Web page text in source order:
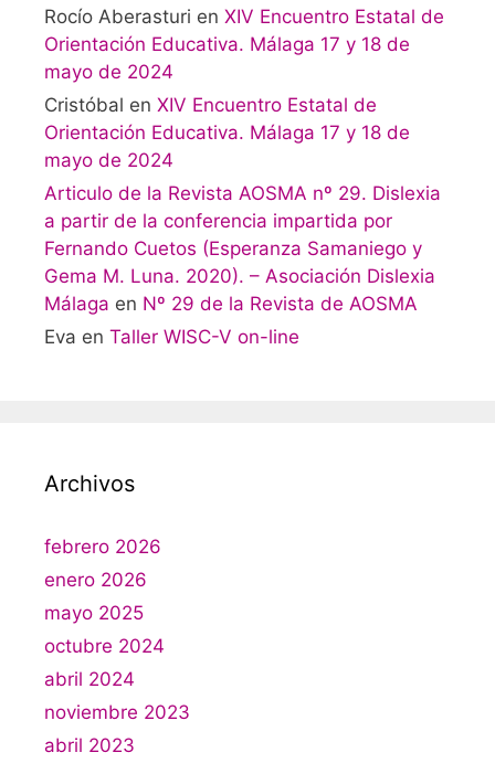
Rocío Aberasturi en XIV Encuentro Estatal de
Orientación Educativa. Málaga 17 y 18 de
mayo de 2024
Cristóbal en XIV Encuentro Estatal de
Orientación Educativa. Málaga 17 y 18 de
mayo de 2024
Articulo de la Revista AOSMA nº 29. Dislexia
a partir de la conferencia impartida por
Fernando Cuetos (Esperanza Samaniego y
Gema M. Luna. 2020). – Asociación Dislexia
Málaga en Nº 29 de la Revista de AOSMA
Eva en Taller WISC-V on-line
Archivos
febrero 2026
enero 2026
mayo 2025
octubre 2024
abril 2024
noviembre 2023
abril 2023